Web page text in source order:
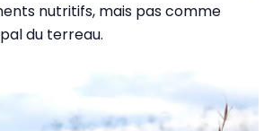
nutritifs, mais pas comme
du terreau.